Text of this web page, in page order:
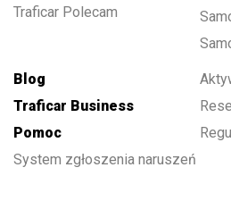
Traficar Polecam
Blog
Traficar Business
Pomoc
System zgłoszenia naruszeń